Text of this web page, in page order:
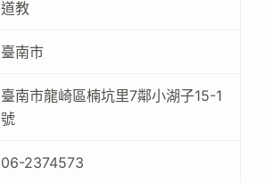
道教
臺南市
臺南市龍崎區楠坑里7鄰小湖子15-1
號
06-2374573